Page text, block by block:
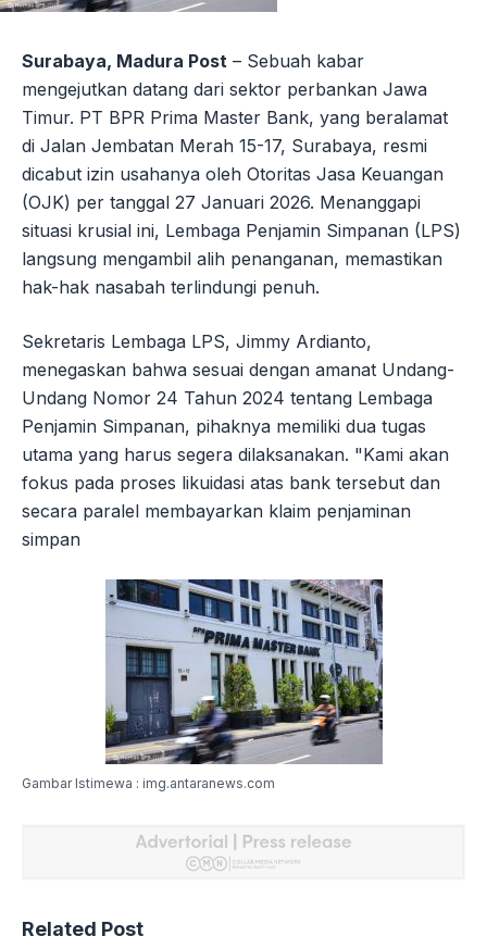
Surabaya, Madura Post – Sebuah kabar
mengejutkan datang dari sektor perbankan Jawa
Timur. PT BPR Prima Master Bank, yang beralamat
di Jalan Jembatan Merah 15-17, Surabaya, resmi
dicabut izin usahanya oleh Otoritas Jasa Keuangan
(OJK) per tanggal 27 Januari 2026. Menanggapi
situasi krusial ini, Lembaga Penjamin Simpanan (LPS)
langsung mengambil alih penanganan, memastikan
hak-hak nasabah terlindungi penuh.
Sekretaris Lembaga LPS, Jimmy Ardianto,
menegaskan bahwa sesuai dengan amanat Undang-
Undang Nomor 24 Tahun 2024 tentang Lembaga
Penjamin Simpanan, pihaknya memiliki dua tugas
utama yang harus segera dilaksanakan. "Kami akan
fokus pada proses likuidasi atas bank tersebut dan
secara paralel membayarkan klaim penjaminan
simpan
Gambar Istimewa : img.antaranews.com
Related Post